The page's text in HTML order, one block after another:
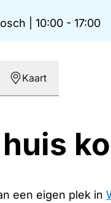
10:00 - 17:00
Kaart
een eigen plek in